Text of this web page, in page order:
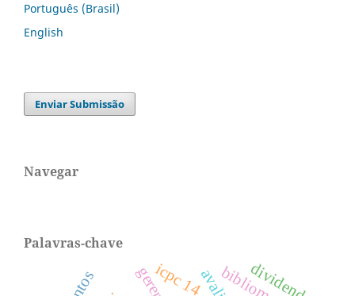
Português (Brasil)
English
Enviar Submissão
Navegar
Palavras-chave
icpc 14